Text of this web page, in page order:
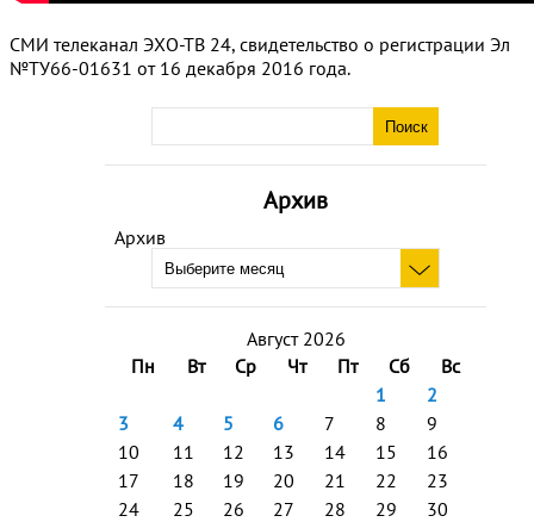
Архив
Архив
Август 2026
Пн
Вт Ср Чт Пт Сб
Вс
1
2
3
4 5 6 7 8
9
10
11 12 13 14 15
16
17
18 19 20 21 22
23
24
25 26 27 28 29
30
СМИ телеканал ЭХО-ТВ 24, свидетельство о регистрации Эл
№ТУ66-01631 от 16 декабря 2016 года.